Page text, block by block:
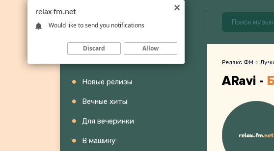
Новые релизы
Вечные хиты
Для вечеринки
В машину
Релакс ФМ
ARavi -
relax-fm.net
Would like to send you notifications
Discard Allow